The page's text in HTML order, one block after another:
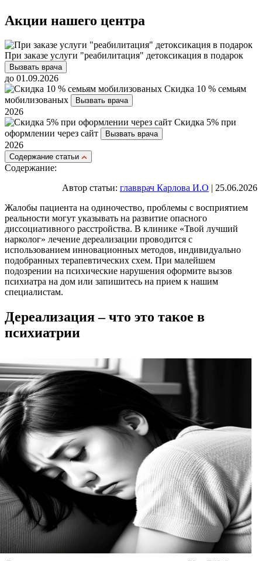
Акции нашего центра
При заказе услуги "реабилитация" детоксикация в подарок
Вызвать врача
до 01.09.2026
Скидка 10 % семьям
мобилизованых
Вызвать врача
2026
Скидка 5% при
оформлении через сайт
Вызвать врача
2026
Cодержание статьи
Содержание:
Автор статьи: главврач Карлова И.О | 25.06.2026
Жалобы пациента на одиночество, проблемы с восприятием
реальности могут указывать на развитие опасного
диссоциативного расстройства. В клинике «Твой лучший
нарколог» лечение дереализации проводится с
использованием инновационных методов, индивидуально
подобранных терапевтических схем. При малейшем
подозрении на психические нарушения оформите вызов
психиатра на дом или запишитесь на прием к нашим
специалистам.
Дереализация – что это такое в
психиатрии